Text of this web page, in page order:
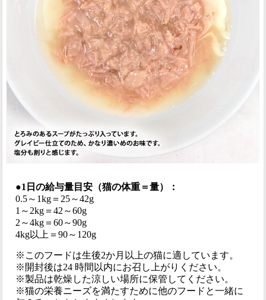
●1日の給与量目安（猫の体重＝量）：
0.5～1kg＝25～42g
1～2kg＝42～60g
2～4kg＝60～90g
4kg以上＝90～120g
※このフードは生後2か月以上の猫に適しています。
※開封後は24 時間以内にお召し上がりください。
※製品は乾燥した涼しい場所に保管してください。
※猫の栄養ニーズを満たすために他のフードと一緒に